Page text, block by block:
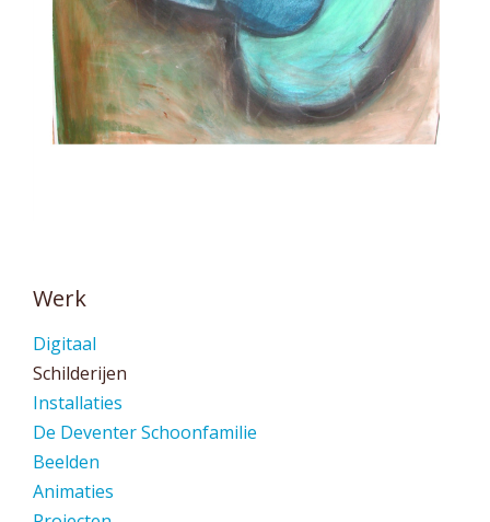
Werk
Digitaal
Schilderijen
Installaties
De Deventer Schoonfamilie
Beelden
Animaties